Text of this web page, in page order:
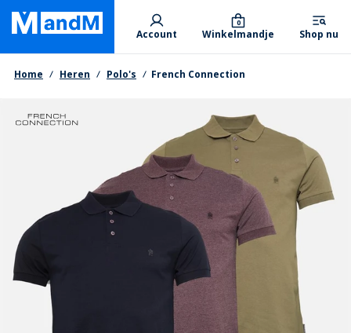
Skip
main
content
Primary departments
Account Winkelmandje
0
Shop nu
Kruimelpad
Home Heren Polo's French Connection